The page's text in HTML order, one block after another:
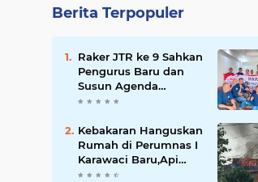
Berita Terpopuler
Raker JTR ke 9 Sahkan
Pengurus Baru dan
Susun Agenda
Strategis 2026
Kebakaran Hanguskan
Rumah di Perumnas I
Karawaci Baru,Api
Diduga dari Ledakan